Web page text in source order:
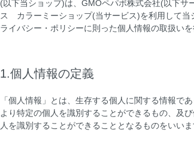
(以下当ショップ)は、 GMOペパボ株式会社(以下サ
ス カラーミーショップ(当サービス)を利用して当
ライバシー・ポリシーに則った個人情報の取扱いを
1.個人情報の定義
「個人情報」とは、生存する個人に関する情報で
より特定の個人を識別することができるもの、及
人を識別することができることとなるものをいいま